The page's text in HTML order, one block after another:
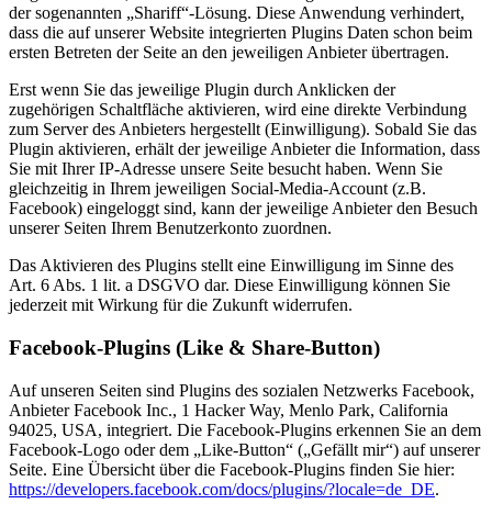
der sogenannten „Shariff“-Lösung. Diese Anwendung verhindert,
dass die auf unserer Website integrierten Plugins Daten schon beim
ersten Betreten der Seite an den jeweiligen Anbieter übertragen.
Erst wenn Sie das jeweilige Plugin durch Anklicken der
zugehörigen Schaltfläche aktivieren, wird eine direkte Verbindung
zum Server des Anbieters hergestellt (Einwilligung). Sobald Sie das
Plugin aktivieren, erhält der jeweilige Anbieter die Information, dass
Sie mit Ihrer IP-Adresse unsere Seite besucht haben. Wenn Sie
gleichzeitig in Ihrem jeweiligen Social-Media-Account (z.B.
Facebook) eingeloggt sind, kann der jeweilige Anbieter den Besuch
unserer Seiten Ihrem Benutzerkonto zuordnen.
Das Aktivieren des Plugins stellt eine Einwilligung im Sinne des
Art. 6 Abs. 1 lit. a DSGVO dar. Diese Einwilligung können Sie
jederzeit mit Wirkung für die Zukunft widerrufen.
Facebook-Plugins (Like & Share-Button)
Auf unseren Seiten sind Plugins des sozialen Netzwerks Facebook,
Anbieter Facebook Inc., 1 Hacker Way, Menlo Park, California
94025, USA, integriert. Die Facebook-Plugins erkennen Sie an dem
Facebook-Logo oder dem „Like-Button“ („Gefällt mir“) auf unserer
Seite. Eine Übersicht über die Facebook-Plugins finden Sie hier:
https://developers.facebook.com/docs/plugins/?locale=de_DE.